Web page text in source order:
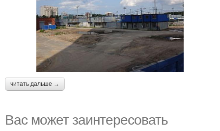
читать дальше →
Вас может заинтересовать